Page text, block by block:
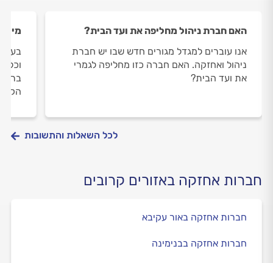
האם חברת ניהול מחליפה את ועד הבית?
אנו עוברים למגדל מגורים חדש שבו יש חברת
ניהול ואחזקה. האם חברה כזו מחליפה לגמרי
את ועד הבית?
מי
וכל
ברור
לכל השאלות והתשובות
חברות אחזקה באזורים קרובים
חברות אחזקה באור עקיבא
חברות אחזקה בבנימינה